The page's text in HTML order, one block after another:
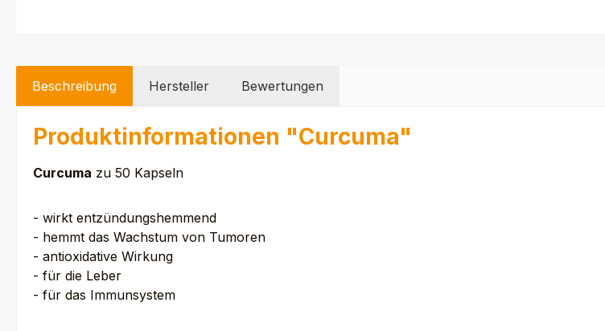
Beschreibung Hersteller Bewertungen
Produktinformationen "Curcuma"
Curcuma zu 50 Kapseln
- wirkt entzündungshemmend
- hemmt das Wachstum von Tumoren
- antioxidative Wirkung
- für die Leber
- für das Immunsystem